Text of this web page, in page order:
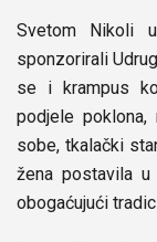
Svetom Nikoli
sponzorirali
se i krampus
podjele
sobe, tkalački
žena postavila u
obogaćujući